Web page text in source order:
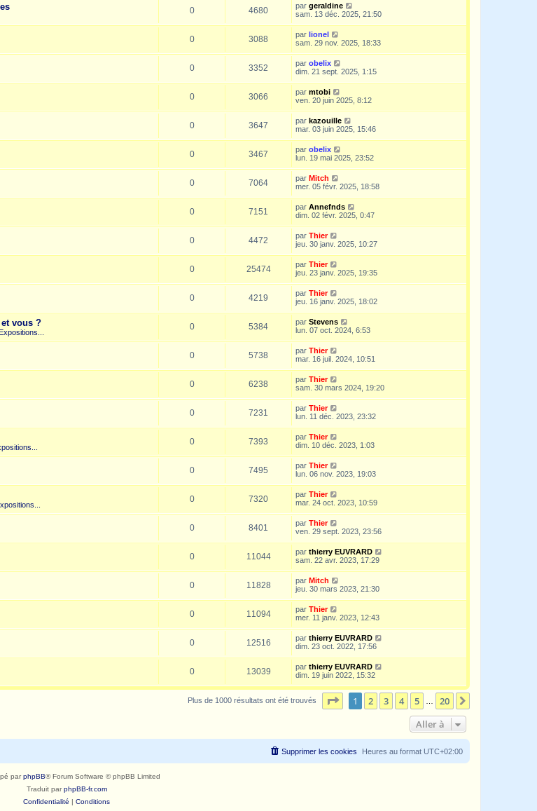
0 4680 par geraldine
sam. 13 déc. 2025, 21:50
0 3088 par lionel
sam. 29 nov. 2025, 18:33
0 3352 par obelix
dim. 21 sept. 2025, 1:15
0 3066 par mtobi
ven. 20 juin 2025, 8:12
0 3647 par kazouille
mar. 03 juin 2025, 15:46
0 3467 par obelix
lun. 19 mai 2025, 23:52
0 7064 par Mitch
mer. 05 févr. 2025, 18:58
0 7151 par Annefnds
dim. 02 févr. 2025, 0:47
0 4472 par Thier
jeu. 30 janv. 2025, 10:27
0 25474 par Thier
jeu. 23 janv. 2025, 19:35
0 4219 par Thier
jeu. 16 janv. 2025, 18:02
vous ? 0 5384 par Stevens
lun. 07 oct. 2024, 6:53
0 5738 par Thier
mar. 16 juil. 2024, 10:51
0 6238 par Thier
sam. 30 mars 2024, 19:20
0 7231 par Thier
lun. 11 déc. 2023, 23:32
0 7393 par Thier
dim. 10 déc. 2023, 1:03
0 7495 par Thier
lun. 06 nov. 2023, 19:03
0 7320 par Thier
mar. 24 oct. 2023, 10:59
0 8401 par Thier
ven. 29 sept. 2023, 23:56
0 11044 par thierry EUVRARD
sam. 22 avr. 2023, 17:29
0 11828 par Mitch
jeu. 30 mars 2023, 21:30
0 11094 par Thier
mer. 11 janv. 2023, 12:43
0 12516 par thierry EUVRARD
dim. 23 oct. 2022, 17:56
0 13039 par thierry EUVRARD
dim. 19 juin 2022, 15:32
Plus de 1000 résultats ont été trouvés Page sur20
1 2 3 4 5 20
Aller à
Heures au format UTC+02:00
Supprimer les cookies
parphpBB® Forum Software © phpBB Limited
Traduit parphpBB-fr.com
Confidentialité | Conditions